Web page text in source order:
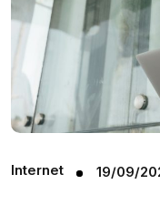
Internet 19/09/